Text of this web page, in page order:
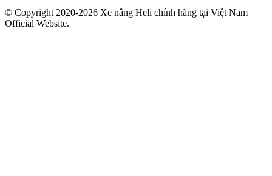
© Copyright 2020-2026 Xe nâng Heli chính hãng tại Việt Nam |
Official Website.